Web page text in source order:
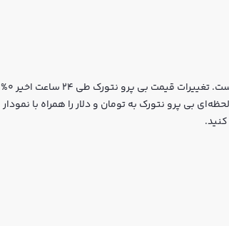
قیمت لحظه‌ای بی پرو نتورک هم اکنون معادل 0 تومان یا 0 تتر است. تغییرات قیمت بی پرو نتورک طی 24 ساعت اخیر 0%
بی پرو نتورک به تومان و دلار را همراه با نمودار